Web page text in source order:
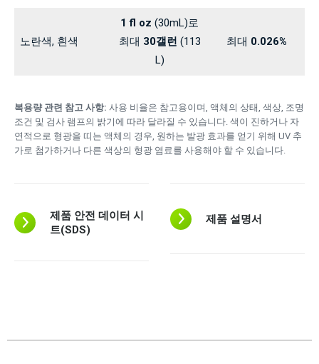
노란색, 흰색
1 fl oz (30mL)로
최대 30갤런 (113
L)
최대 0.026%
복용량 관련 참고 사항: 사용 비율은 참고용이며, 액체의 상태, 색상, 조명
조건 및 검사 램프의 밝기에 따라 달라질 수 있습니다. 색이 진하거나 자
연적으로 형광을 띠는 액체의 경우, 원하는 발광 효과를 얻기 위해 UV 추
가로 첨가하거나 다른 색상의 형광 염료를 사용해야 할 수 있습니다.
제품 안전 데이터 시
트(SDS)
제품 설명서